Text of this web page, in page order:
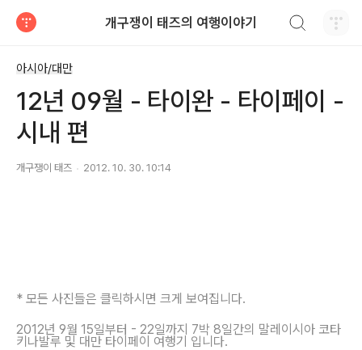
개구쟁이 태즈의 여행이야기
아시아/대만
12년 09월 - 타이완 - 타이페이 -
시내 편
개구쟁이 태즈 2012. 10. 30. 10:14
* 모든 사진들은 클릭하시면 크게 보여집니다.
2012년 9월 15일부터 - 22일까지 7박 8일간의 말레이시아 코타
키나발루 및 대만 타이페이 여행기 입니다.